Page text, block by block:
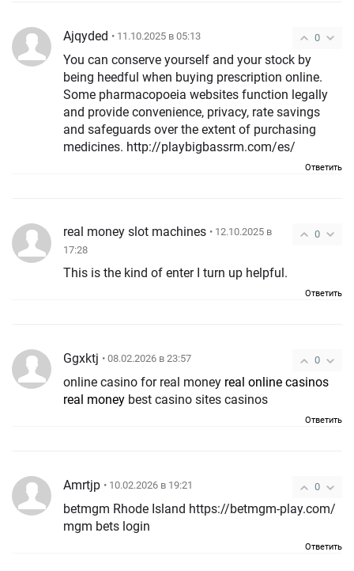
0
Ajqyded • 11.10.2025 в 05:13
You can conserve yourself and your stock by
being heedful when buying prescription online.
Some pharmacopoeia websites function legally
and provide convenience, privacy, rate savings
and safeguards over the extent of purchasing
medicines. http://playbigbassrm.com/es/
Ответить
0
real money slot machines • 12.10.2025 в
17:28
This is the kind of enter I turn up helpful.
Ответить
0
Ggxktj • 08.02.2026 в 23:57
online casino for real money real online casinos
real money best casino sites casinos
Ответить
0
Amrtjp • 10.02.2026 в 19:21
betmgm Rhode Island https://betmgm-play.com/
mgm bets login
Ответить